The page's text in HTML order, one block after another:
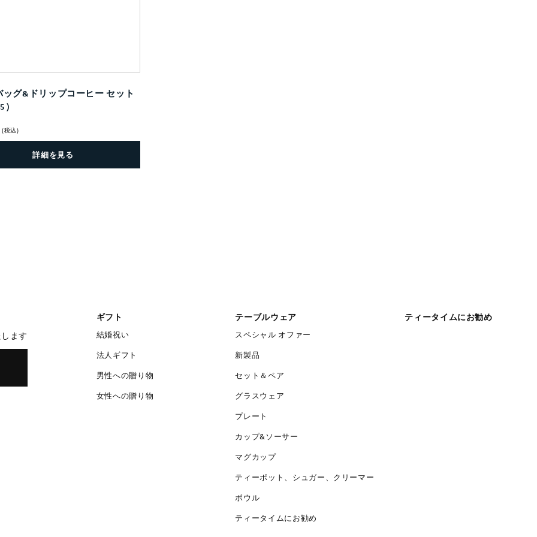
ッグ&ドリップコーヒー セット
(税込)
詳細を見る
ギフト
結婚祝い
法人ギフト
男性への贈り物
女性への贈り物
テーブルウェア
スペシャル オファー
新製品
セット＆ペア
グラスウェア
プレート
カップ&ソーサー
マグカップ
ティーポット、シュガー、クリーマー
ボウル
ティータイムにお勧め
ティータイムにお勧め
ます